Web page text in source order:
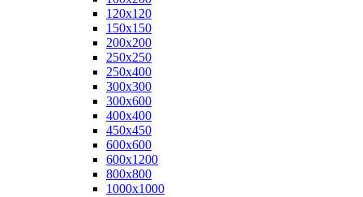
120х120
150х150
200х200
250х250
250х400
300х300
300х600
400х400
450х450
600х600
600х1200
800х800
1000х1000